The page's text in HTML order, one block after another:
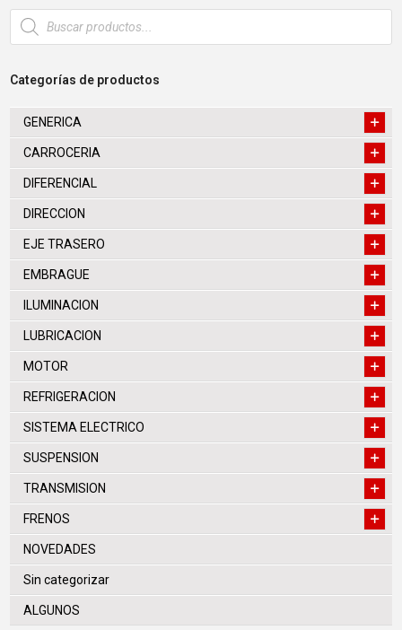
Búsqueda
de
productos
Categorías de productos
GENERICA
CARROCERIA
DIFERENCIAL
DIRECCION
EJE TRASERO
EMBRAGUE
ILUMINACION
LUBRICACION
MOTOR
REFRIGERACION
SISTEMA ELECTRICO
SUSPENSION
TRANSMISION
FRENOS
NOVEDADES
Sin categorizar
ALGUNOS